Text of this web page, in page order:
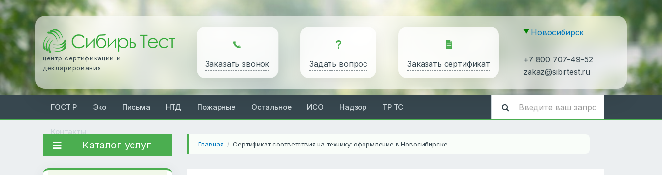
центр сертификации и
декларирования
Заказать звонок Задать вопрос Заказать сертификат
Новосибирск
+7 800 707-49-52
zakaz@sibirtest.ru
ГОСТ Р Эко Письма НТД Пожарные Остальное ИСО Надзор ТР ТС
Контакты
Каталог услуг Главная / Сертификат соответствия на технику: оформление в Новосибирске